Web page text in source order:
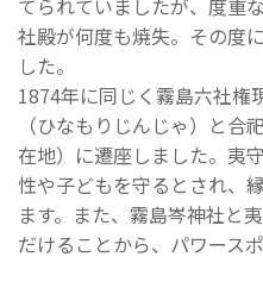
てられていましたが、度重
社殿が何度も焼失。その度
した。
1874年に同じく霧島六社権
（ひなもりじんじゃ）と合
在地）に遷座しました。夷
性や子どもを守るとされ、
ます。また、霧島岑神社と
だけることから、パワース